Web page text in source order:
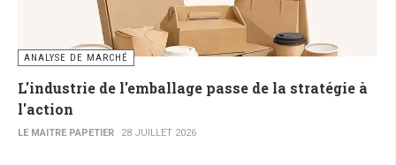
ANALYSE DE MARCHÉ
L'industrie de l'emballage passe de la stratégie à
l'action
LE MAITRE PAPETIER 28 JUILLET 2026